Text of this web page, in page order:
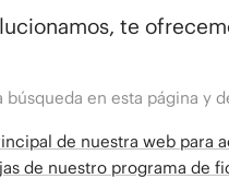
te
búsqueda en esta página y
de nuestra web para
de nuestro programa de